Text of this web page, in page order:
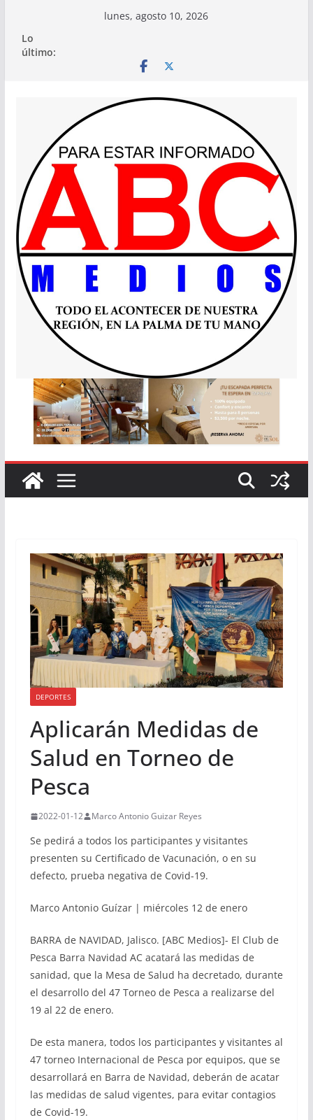
contenido
lunes, agosto 10, 2026
Lo
último:
DEPORTES
Aplicarán Medidas de
Salud en Torneo de
Pesca
2022-01-12 Marco Antonio Guizar Reyes
Se pedirá a todos los participantes y visitantes
presenten su Certificado de Vacunación, o en su
defecto, prueba negativa de Covid-19.
Marco Antonio Guízar | miércoles 12 de enero
BARRA de NAVIDAD, Jalisco. [ABC Medios]- El Club de
Pesca Barra Navidad AC acatará las medidas de
sanidad, que la Mesa de Salud ha decretado, durante
el desarrollo del 47 Torneo de Pesca a realizarse del
19 al 22 de enero.
De esta manera, todos los participantes y visitantes al
47 torneo Internacional de Pesca por equipos, que se
desarrollará en Barra de Navidad, deberán de acatar
las medidas de salud vigentes, para evitar contagios
de Covid-19.